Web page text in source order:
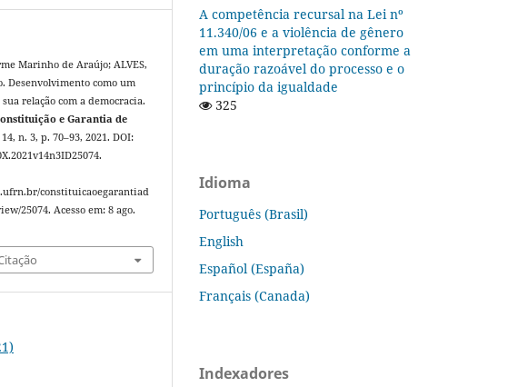
Marinho de Araújo; ALVES,
Desenvolvimento como um
relação com a democracia.
e Garantia de
14, n. 3, p. 70–93, 2021. DOI:
constituicaoegarantiad
25074. Acesso em: 8 ago.
A competência recursal na Lei nº
11.340/06 e a violência de gênero
em uma interpretação conforme a
duração razoável do processo e o
princípio da igualdade
325
Idioma
Português (Brasil)
English
Español (España)
Français (Canada)
Indexadores